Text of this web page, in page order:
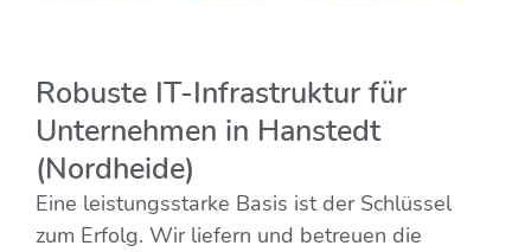
Robuste IT-Infrastruktur für
Unternehmen in Hanstedt
(Nordheide)
Eine leistungsstarke Basis ist der Schlüssel
zum Erfolg. Wir liefern und betreuen die